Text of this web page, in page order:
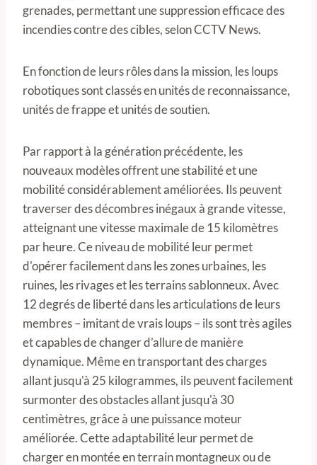
grenades, permettant une suppression efficace des
incendies contre des cibles, selon CCTV News.
En fonction de leurs rôles dans la mission, les loups
robotiques sont classés en unités de reconnaissance,
unités de frappe et unités de soutien.
Par rapport à la génération précédente, les
nouveaux modèles offrent une stabilité et une
mobilité considérablement améliorées. Ils peuvent
traverser des décombres inégaux à grande vitesse,
atteignant une vitesse maximale de 15 kilomètres
par heure. Ce niveau de mobilité leur permet
d'opérer facilement dans les zones urbaines, les
ruines, les rivages et les terrains sablonneux. Avec
12 degrés de liberté dans les articulations de leurs
membres – imitant de vrais loups – ils sont très agiles
et capables de changer d’allure de manière
dynamique. Même en transportant des charges
allant jusqu'à 25 kilogrammes, ils peuvent facilement
surmonter des obstacles allant jusqu'à 30
centimètres, grâce à une puissance moteur
améliorée. Cette adaptabilité leur permet de
charger en montée en terrain montagneux ou de